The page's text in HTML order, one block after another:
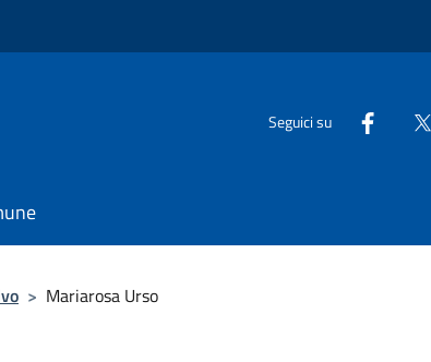
Seguici su
> Mariarosa Urso